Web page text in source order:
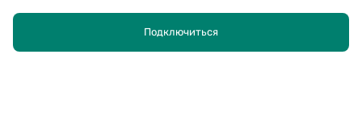
— Нутрицевтические и другие немедикаментозные
Подключиться